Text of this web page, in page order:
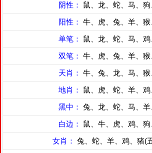
阴性： 鼠、龙、蛇、马、
阳性： 牛、虎、兔、羊、
单笔： 鼠、龙、蛇、马、
双笔： 牛、虎、兔、羊、猴
天肖： 牛、兔、龙、马、
地肖： 鼠、虎、蛇、羊、鸡
黑中： 兔、龙、蛇、马、
白边： 鼠、牛、虎、鸡、
女肖： 兔、蛇、羊、鸡、猪(